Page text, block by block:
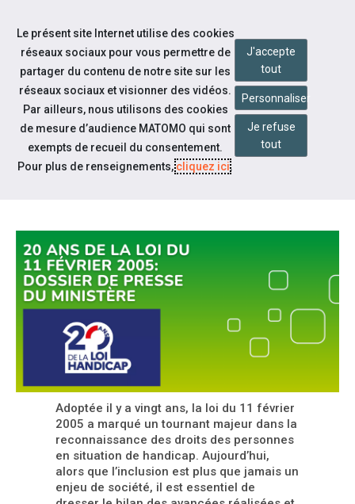
Aller au contenu
Notre actualité
DOSSIER DE PRESSE : LES 20 ANS
Adoptée il y a vingt ans, la loi du 11 février
2005 a marqué un tournant majeur dans la
reconnaissance des droits des personnes
en situation de handicap. Aujourd’hui,
alors que l’inclusion est plus que jamais un
enjeu de société, il est essentiel de
Le présent site Internet utilise des cookies
réseaux sociaux pour vous permettre de
partager du contenu de notre site sur les
réseaux sociaux et visionner des vidéos.
Par ailleurs, nous utilisons des cookies
de mesure d’audience MATOMO qui sont
exempts de recueil du consentement.
Pour plus de renseignements,cliquez ici.
J'accepte
tout
Personnaliser
Je refuse
tout